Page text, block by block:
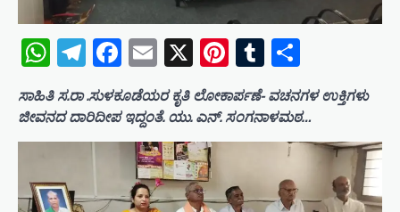
WhatsApp
Telegram
Facebook
Email
X Pinterest
Tumblr
ಸಾಹಿತಿ ಸ.ರಾ .ಸುಳಕೂಡೆಯರ ಕೃತಿ ಲೋಕಾರ್ಪಣೆ- ವಚನಗಳ ಉಕ್ತಿಗಳು
ಜೀವನದ ದಾರಿದೀಪ ಇದ್ದಂತೆ. ಯು. ಎನ್. ಸಂಗನಾಳಮಠ…